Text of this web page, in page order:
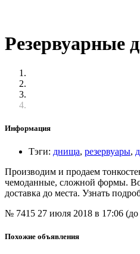
Резервуарные
Информация
Тэги: днища, резервуары,
Производим и продаем
чемоданные, сложной формы.
доставка до места. Узнать
№ 7415 27 июля 2018 в 17:06
Похожие объявления